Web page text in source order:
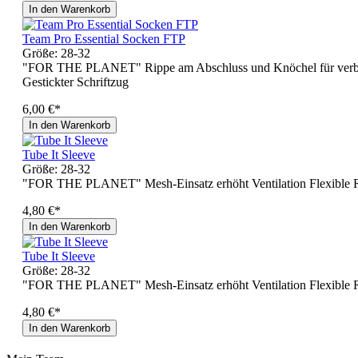
In den Warenkorb
Team Pro Essential Socken FTP
Größe: 28-32
"FOR THE PLANET" Rippe am Abschluss und Knöchel für
Gestickter Schriftzug
6,00 €*
In den Warenkorb
Tube It Sleeve
Größe: 28-32
"FOR THE PLANET" Mesh-Einsatz erhöht Ventilation Flexible
4,80 €*
In den Warenkorb
Tube It Sleeve
Größe: 28-32
"FOR THE PLANET" Mesh-Einsatz erhöht Ventilation Flexible
4,80 €*
In den Warenkorb